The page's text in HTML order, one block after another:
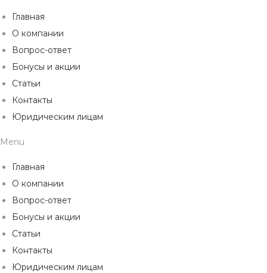
Главная
О компании
Вопрос-ответ
Бонусы и акции
Статьи
Контакты
Юридическим лицам
Menu
Главная
О компании
Вопрос-ответ
Бонусы и акции
Статьи
Контакты
Юридическим лицам